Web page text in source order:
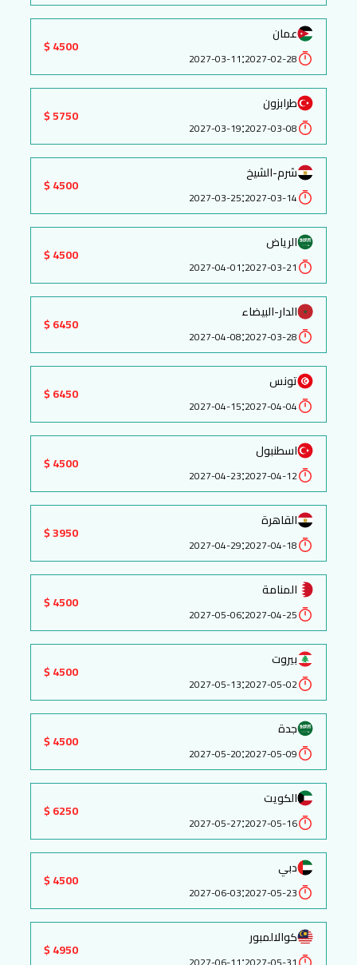
عمان
2027-02-28
:
2027-03-11
4500 $
طرابزون
2027-03-08
:
2027-03-19
5750 $
شرم-الشيخ
2027-03-14
:
2027-03-25
4500 $
الرياض
2027-03-21
:
2027-04-01
4500 $
الدار-البيضاء
2027-03-28
:
2027-04-08
6450 $
تونس
2027-04-04
:
2027-04-15
6450 $
اسطنبول
2027-04-12
:
2027-04-23
4500 $
القاهرة
2027-04-18
:
2027-04-29
3950 $
المنامة
2027-04-25
:
2027-05-06
4500 $
بيروت
2027-05-02
:
2027-05-13
4500 $
جدة
2027-05-09
:
2027-05-20
4500 $
الكويت
2027-05-16
:
2027-05-27
6250 $
دبي
2027-05-23
:
2027-06-03
4500 $
كوالالمبور
:
4950 $